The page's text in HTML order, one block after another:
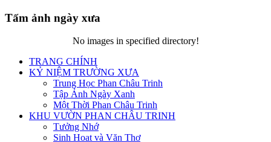
Tấm ảnh ngày xưa
No images in specified directory!
TRANG CHÍNH
KỶ NIỆM TRƯỜNG XƯA
Trung Học Phan Châu Trinh
Tập Ảnh Ngày Xanh
Một Thời Phan Châu Trinh
KHU VƯỜN PHAN CHÂU TRINH
Tưởng Nhớ
Sinh Hoat và Văn Thơ